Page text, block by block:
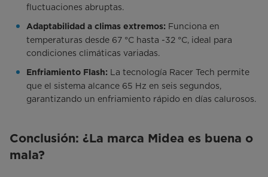
fluctuaciones abruptas.
Adaptabilidad a climas extremos: Funciona en
temperaturas desde 67 °C hasta -32 °C, ideal para
condiciones climáticas variadas.
Enfriamiento Flash: La tecnología Racer Tech permite
que el sistema alcance 65 Hz en seis segundos,
garantizando un enfriamiento rápido en días calurosos.
Conclusión: ¿La marca Midea es buena o
mala?